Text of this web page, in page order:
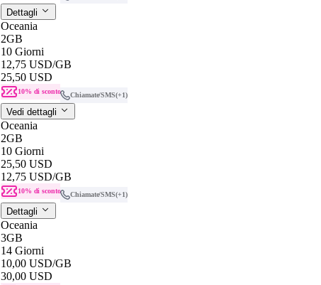
Dettagli
Oceania
2GB
10 Giorni
12,75 USD/GB
25,50 USD
10% di sconto Chiamate/SMS(+1)
Vedi dettagli
Oceania
2GB
10 Giorni
25,50 USD
12,75 USD/GB
10% di sconto Chiamate/SMS(+1)
Dettagli
Oceania
3GB
14 Giorni
10,00 USD/GB
30,00 USD